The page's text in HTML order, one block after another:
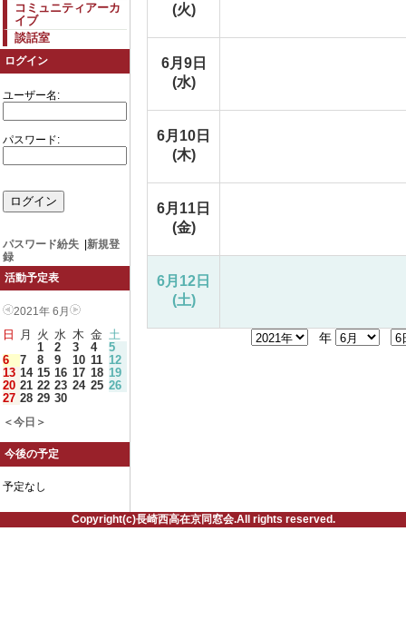
コミュニティアーカ
イブ
談話室
ログイン
ユーザー名:
パスワード:
パスワード紛失
新規登
録
活動予定表
2021年 6月
日 月 火 水 木 金 土
1
2 3 4
5
6
7 8 9 10 11 12
13 14 15 16 17 18 19
20 21 22 23 24 25 26
27 28 29 30
＜今日＞
今後の予定
予定なし
(火)
6月9日
(水)
6月10日
(木)
6月11日
(金)
6月12日
(土)
年
Copyright(c)長崎西高在京同窓会.All rights reserved.